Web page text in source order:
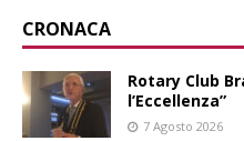
CRONACA
Rotary Club
l’Eccellenza”
7 Agosto 2026